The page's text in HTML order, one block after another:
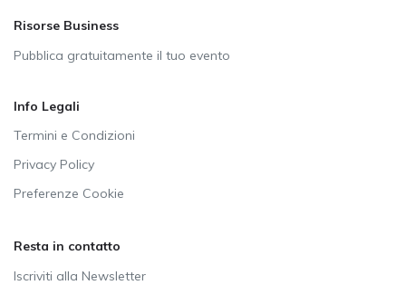
Risorse Business
Pubblica gratuitamente il tuo evento
Info Legali
Termini e Condizioni
Privacy Policy
Preferenze Cookie
Resta in contatto
Iscriviti alla Newsletter